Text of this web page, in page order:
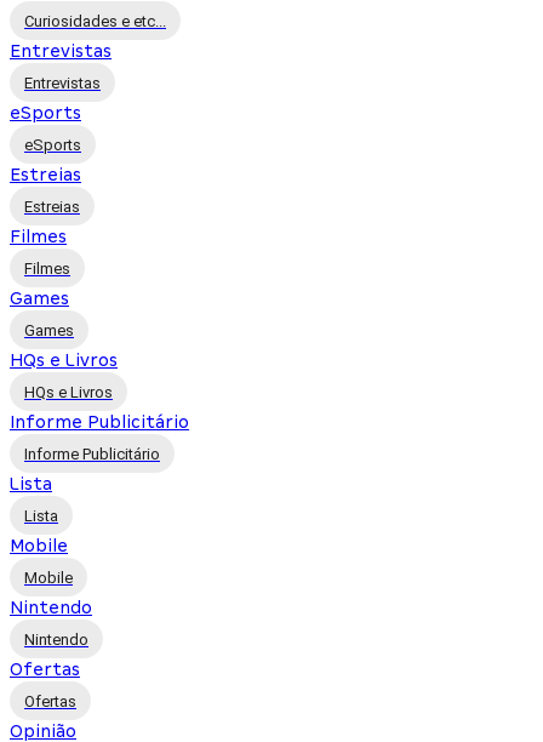
Curiosidades e etc...
Entrevistas
Entrevistas
eSports
eSports
Estreias
Estreias
Filmes
Filmes
Games
Games
HQs e Livros
HQs e Livros
Informe Publicitário
Informe Publicitário
Lista
Lista
Mobile
Mobile
Nintendo
Nintendo
Ofertas
Ofertas
Opinião